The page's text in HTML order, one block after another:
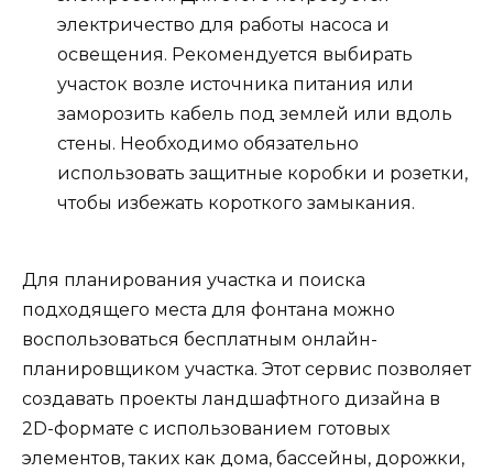
электричество для работы насоса и
освещения. Рекомендуется выбирать
участок возле источника питания или
заморозить кабель под землей или вдоль
стены. Необходимо обязательно
использовать защитные коробки и розетки,
чтобы избежать короткого замыкания.
Для планирования участка и поиска
подходящего места для фонтана можно
воспользоваться бесплатным онлайн-
планировщиком участка. Этот сервис позволяет
создавать проекты ландшафтного дизайна в
2D-формате с использованием готовых
элементов, таких как дома, бассейны, дорожки,